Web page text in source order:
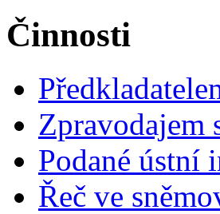
Činnosti
Zpravodajem
Podané ústní
Řeč ve